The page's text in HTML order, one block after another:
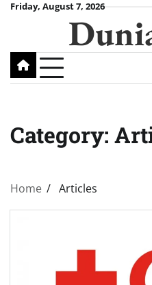
SkipFriday, August 7, 2026
Category:
Home Articles